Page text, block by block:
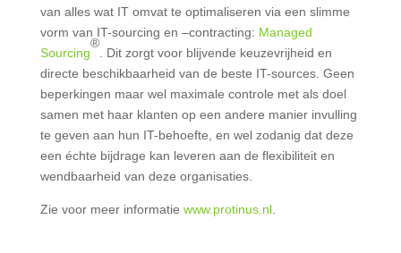
van alles wat IT omvat te optimaliseren via een slimme
vorm van IT-sourcing en –contracting: Managed
Sourcing
®
. Dit zorgt voor blijvende keuzevrijheid en
directe beschikbaarheid van de beste IT-sources. Geen
beperkingen maar wel maximale controle met als doel
samen met haar klanten op een andere manier invulling
te geven aan hun IT-behoefte, en wel zodanig dat deze
een échte bijdrage kan leveren aan de flexibiliteit en
wendbaarheid van deze organisaties.
Zie voor meer informatie www.protinus.nl.